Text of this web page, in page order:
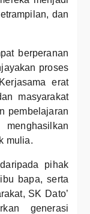
dan
berperanan
proses
erat
masyarakat
pembelajaran
mulia.
pihak
bapa, serta
SK Dato’
generasi